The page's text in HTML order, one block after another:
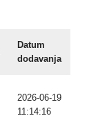
Datum
dodavanja
2026-06-19
11:14:16